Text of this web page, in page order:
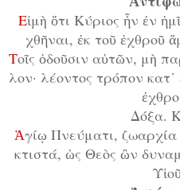
Εἰ­μὴ ὅ­τι Κύ­ρι­ος ἦν ἐν
χθῆ­ναι, ἐκ τοῦ ἐ­χθροῦ
Τοῖς ὀ­δοῦ­σιν αὐ­τῶν, μὴ
λον· λέ­ον­τος τρό­πον
Δό­ξα.
Ἁ­γί­ῳ Πνεύ­μα­τι,
κτι­στά, ὡς Θε­ὸς ὢν